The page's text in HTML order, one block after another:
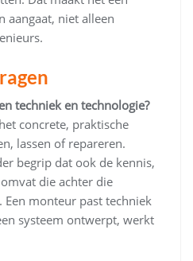
aangaat, niet alleen
techniek en technologie?
concrete, praktische
lassen of repareren.
begrip dat ook de kennis,
die achter die
Een monteur past techniek
systeem ontwerpt, werkt